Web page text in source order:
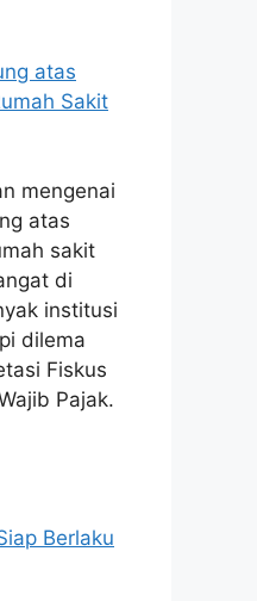
atas
Sakit
mengenai
atas
sakit
di
institusi
dilema
Fiskus
Pajak.
Berlaku